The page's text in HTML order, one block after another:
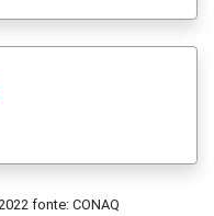
fonte: CONAQ